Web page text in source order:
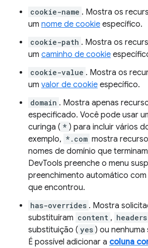
cookie-name . Mostra os
um nome de cookie específico.
cookie-path . Mostra os
um caminho de cookie
cookie-value . Mostra os
um valor de cookie específico.
domain . Mostra apenas
especificado. Você pode usar
curinga ( * ) para incluir vários
exemplo, *.com mostra
nomes de domínio que
DevTools preenche o menu
preenchimento automático
que encontrou.
has-overrides . Mostra
substituíram content , headers
substituição ( yes ) ou
É possível adicionar a coluna